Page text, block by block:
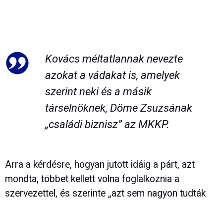
Kovács méltatlannak nevezte
azokat a vádakat is, amelyek
szerint neki és a másik
társelnöknek, Döme Zsuzsának
„családi biznisz” az MKKP.
Arra a kérdésre, hogyan jutott idáig a párt, azt
mondta, többet kellett volna foglalkoznia a
szervezettel, és szerinte „azt sem nagyon tudták